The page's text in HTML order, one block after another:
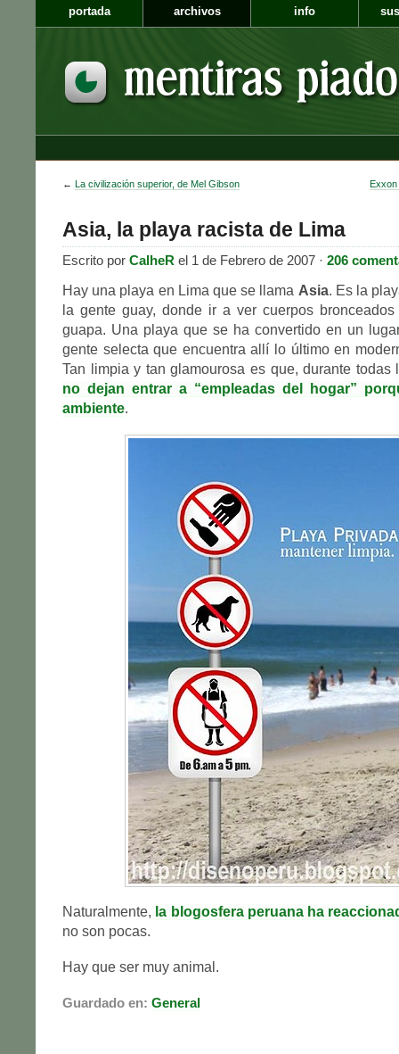
portada archivos info
← La civilización superior, de Mel Gibson Exxon
Asia, la playa racista de Lima
Escrito por CalheR el 1 de Febrero de 2007 · 206
Hay una playa en Lima que se llama Asia. Es la
la gente guay, donde ir a ver cuerpos
guapa. Una playa que se ha convertido en un
gente selecta que encuentra allí lo último en
Tan limpia y tan glamourosa es que, durante todas
no dejan entrar a “empleadas del hogar”
ambiente.
Naturalmente, la blogosfera peruana ha
no son pocas.
Hay que ser muy animal.
Guardado en: General